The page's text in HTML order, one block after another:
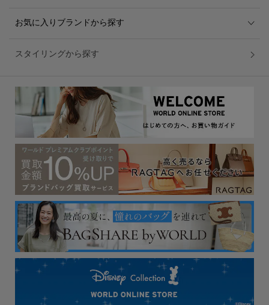
お気に入りブランドから探す
スタイリングから探す